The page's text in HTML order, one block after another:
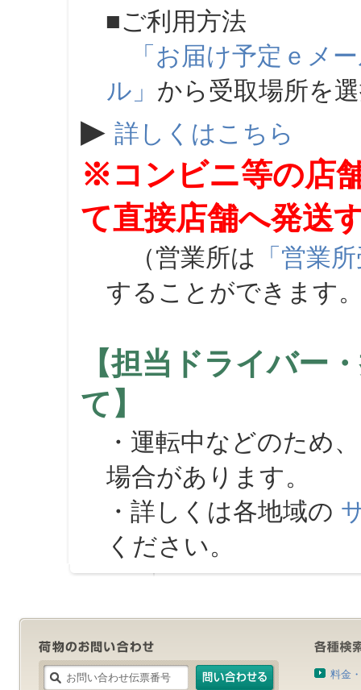
■ご利用方法
「お届け予定ｅメ
ル」 から受取場所を
▶ 詳しくはこちら
※コンビニ等の店
て直接店舗へ発送
（営業所は 「営業
することができます
【担当ドライバー
て】
・運転中などのため
場合があります。
・詳しくは各地域の
ください。
料金